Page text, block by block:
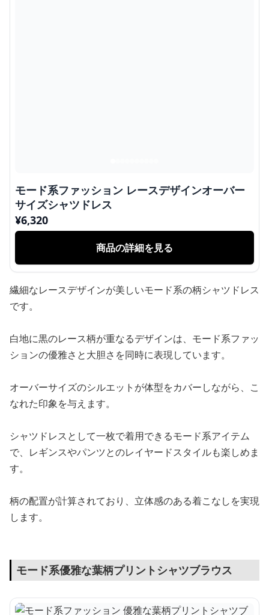
モード系ファッション レースデザインオーバー
サイズシャツドレス
¥6,320
商品の詳細を見る
繊細なレースデザインが美しいモード系の柄シャツドレス
です。
白地に黒のレース柄が重なるデザインは、モード系ファッ
ションの優雅さと大胆さを同時に表現しています。
オーバーサイズのシルエットが体型をカバーしながら、こ
なれた印象を与えます。
シャツドレスとして一枚で着用できるモード系アイテム
で、レギンスやパンツとのレイヤードスタイルも楽しめま
す。
柄の配置が計算されており、立体感のある着こなしを実現
します。
モード系優雅な葉柄プリントシャツブラウス